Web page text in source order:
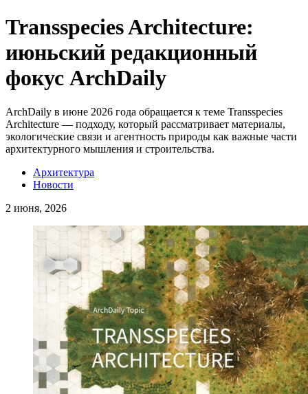
Transspecies Architecture:
июньский редакционный
фокус ArchDaily
ArchDaily в июне 2026 года обращается к теме Transspecies
Architecture — подходу, который рассматривает материалы,
экологические связи и агентность природы как важные части
архитектурного мышления и строительства.
Архитектура
Новости
2 июня, 2026